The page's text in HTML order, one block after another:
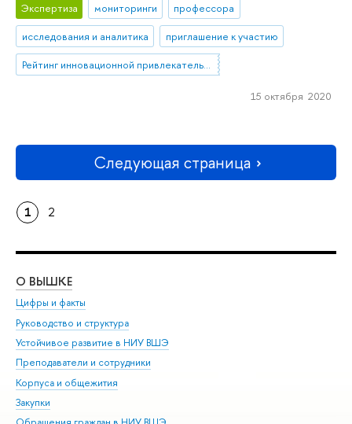
Экспертиза мониторинги
профессора
исследования и аналитика
приглашение к участию
Рейтинг инновационной привлекательности мировых городов
15 октября 2020
Следующая страница
1 2
О ВЫШКЕ
Цифры и факты
Руководство и структура
Устойчивое развитие в НИУ ВШЭ
Преподаватели и сотрудники
Корпуса и общежития
Закупки